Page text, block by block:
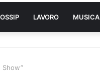
LAVORO MUSICA
Show”